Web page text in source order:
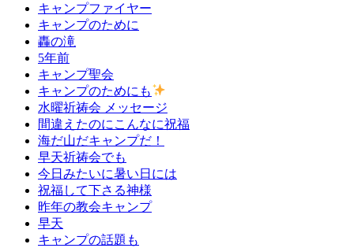
キャンプファイヤー
キャンプのために
轟の滝
5年前
キャンプ聖会
キャンプのためにも
水曜祈祷会 メッセージ
間違えたのにこんなに祝福
海だ山だキャンプだ！
早天祈祷会でも
今日みたいに暑い日には
祝福して下さる神様
昨年の教会キャンプ
早天
キャンプの話題も